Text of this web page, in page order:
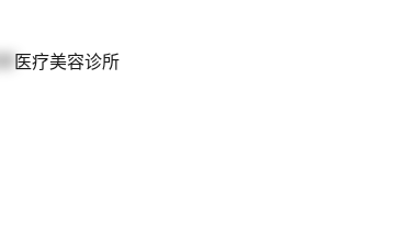
医疗美容诊所